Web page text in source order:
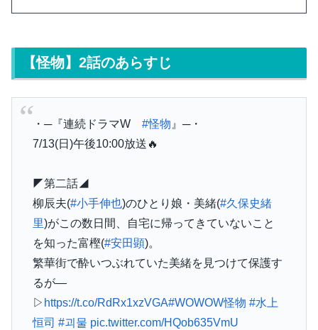
【怪物】2話のあらすじ
・─『連続ドラマW #怪物 』─・
7/13(日)午後10:00放送🔥
◤第二話◢
柳辰夫(#小手伸也)のひとり娘・美緒(#久保史緒
里)がこの数日間、自宅に帰ってきていないこと
を知った富樫(#安田顕)。
繁華街で酔いつぶれていた美緒を見つけて保護す
るが―
▷ https://t.co/RdRx1xzVGA#WOWOW怪物 #水上
恒司 #괴물 pic.twitter.com/HQob635VmU